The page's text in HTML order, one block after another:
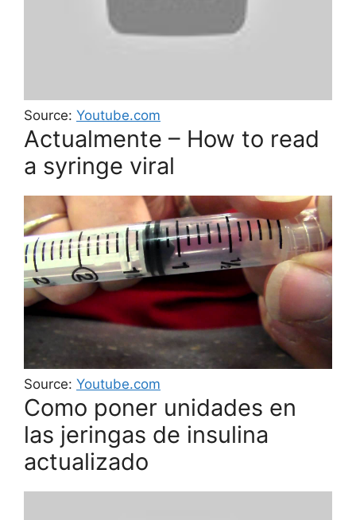
Source: Youtube.com
Actualmente – How to read
a syringe viral
Source: Youtube.com
Como poner unidades en
las jeringas de insulina
actualizado